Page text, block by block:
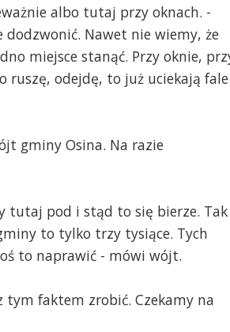
albo tutaj przy oknach. -
Nawet nie wiemy, że
miejsce stanąć. Przy oknie,
ruszę, odejdę, to już uciekają
gminy Osina. Na razie
tutaj pod i stąd to się bierze. Tak
to tylko trzy tysiące. Tych
to naprawić - mówi wójt.
tym faktem zrobić. Czekamy na